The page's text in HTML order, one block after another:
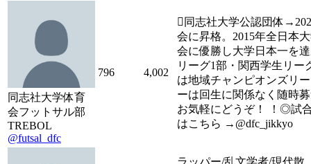
同志社大学体育
会フットサル部
TREBOL
@futsal_dfc
796 4,002
同志社大学公認団体
会に昇格。2015年全日本
会に優勝し大学日本一を
リーグ1部・関西学生リー
は地域チャンピオンズリ
ーは回生に関係なく随時
お気軽にどうぞ！ ！◎試
はこちら →@dfc_jikkyo
ラッパー/乱文学者/現代散